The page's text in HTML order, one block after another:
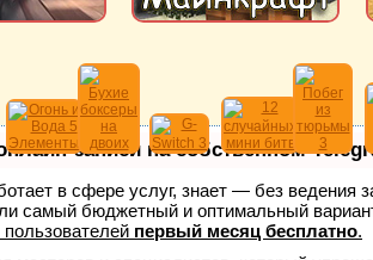
записи на собственном
в сфере услуг, знает — без ведения
самый бюджетный и оптимальный
первый месяц бесплатно.